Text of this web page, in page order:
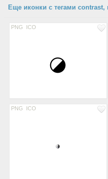
Еще иконки с тегами contrast,
PNG ICO
PNG ICO